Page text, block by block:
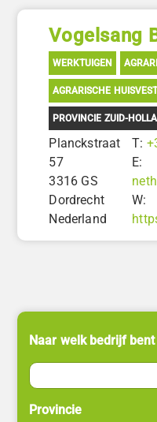
Vogelsang
WERKTUIGEN
AGRARISCHE
PROVINCIE ZUID-
Planckstraat
57
3316 GS
Dordrecht
Nederland
T:
E:
W:
Naar welk bedrijf bent
Provincie